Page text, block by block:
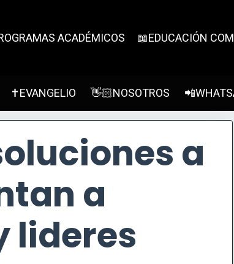
ACADÉMICOS 📖EDUCACIÓN
✝EVANGELIO 👋🏻NOSOTROS
a
a
lideres